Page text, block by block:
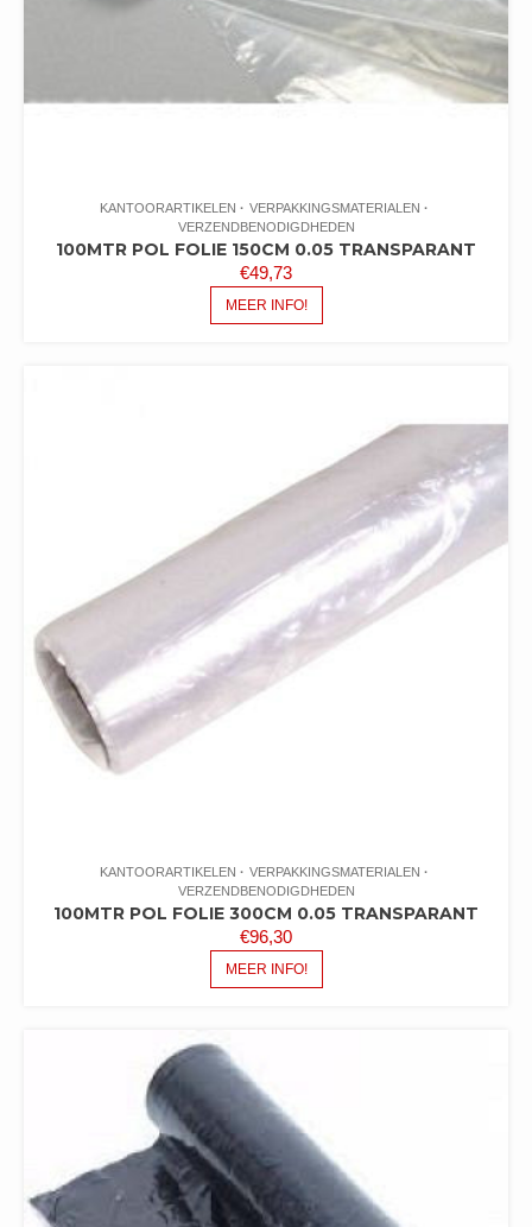
KANTOORARTIKELEN
VERPAKKINGSMATERIALEN
VERZENDBENODIGDHEDEN
100MTR POL FOLIE 150CM 0.05 TRANSPARANT
€49,73
MEER INFO!
KANTOORARTIKELEN
VERPAKKINGSMATERIALEN
VERZENDBENODIGDHEDEN
100MTR POL FOLIE 300CM 0.05 TRANSPARANT
€96,30
MEER INFO!